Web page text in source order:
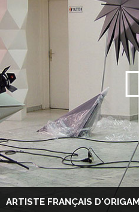
ARTISTE FRANÇAIS D'ORIGAMI